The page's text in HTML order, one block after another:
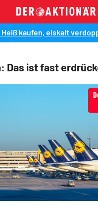
Heiß kaufen, eiskalt
Das ist fast